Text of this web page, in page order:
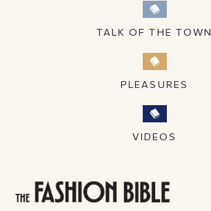
TALK OF THE TOWN
PLEASURES
VIDEOS